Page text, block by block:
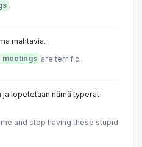
.
mahtavia.
meetings are terrific.
lopetetaan nämä typerät
and stop having these stupid